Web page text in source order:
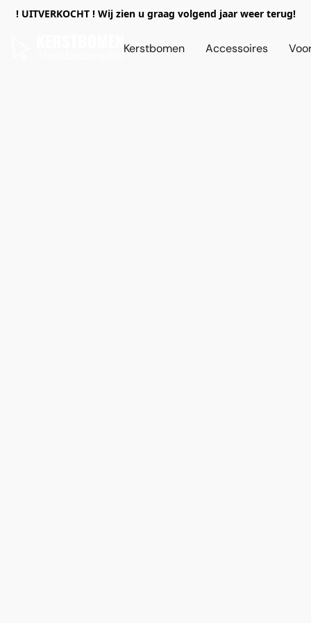
! UITVERKOCHT ! Wij zien u graag volgend jaar weer terug!
Kerstbomen Accessoires